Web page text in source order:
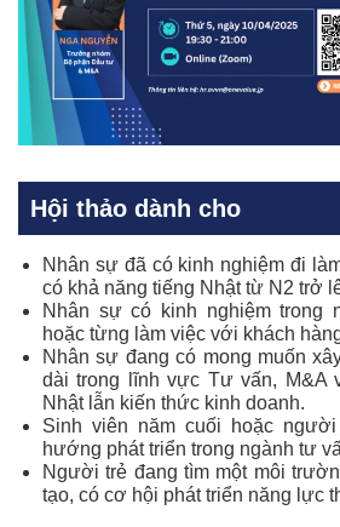
Hội thảo dành cho
Nhân sự đã có kinh nghiệm đi
có khả năng tiếng Nhật từ N2 trở
Nhân sự có kinh nghiệm trong
hoặc từng làm việc với khách
Nhân sự đang có mong muốn
dài trong lĩnh vực Tư vấn, M&A
Nhật lẫn kiến thức kinh doanh.
Sinh viên năm cuối hoặc
hướng phát triển trong ngành tư
Người trẻ đang tìm một môi
tạo, có cơ hội phát triển năng lực